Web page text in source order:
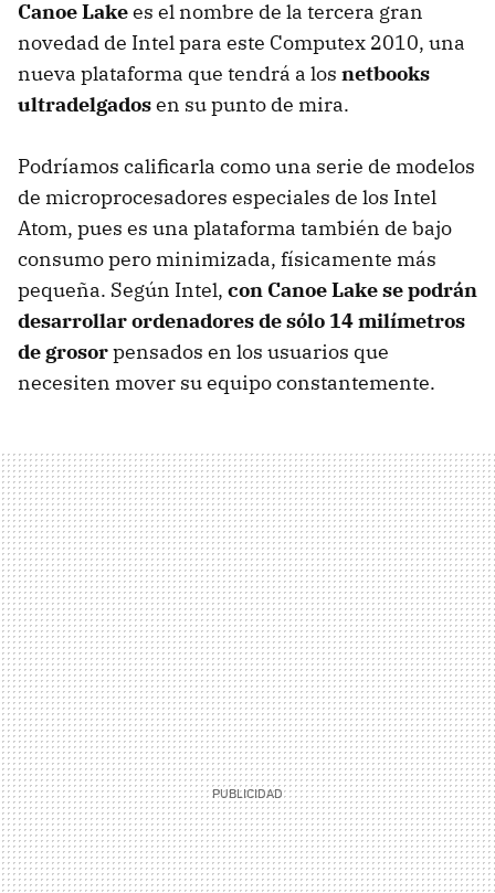
Canoe Lakees el nombre de la tercera gran
novedad de Intel para este Computex 2010, una
nueva plataforma que tendrá a los netbooks
ultradelgadosen su punto de mira.
Podríamos calificarla como una serie de modelos
de microprocesadores especiales de los Intel
Atom, pues es una plataforma también de bajo
consumo pero minimizada, físicamente más
pequeña. Según Intel, con Canoe Lake se podrán
desarrollar ordenadores de sólo 14 milímetros
de grosorpensados en los usuarios que
necesiten mover su equipo constantemente.